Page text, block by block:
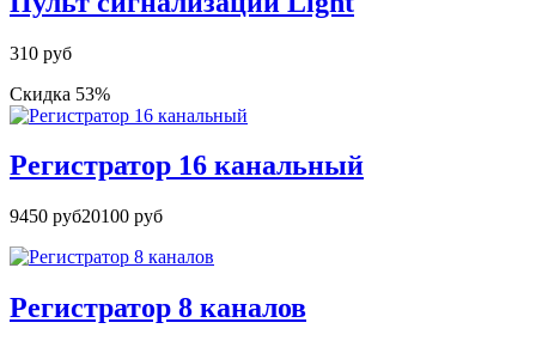
310 руб
Скидка 53%
Регистратор 16 канальный
9450 руб20100 руб
Регистратор 8 каналов